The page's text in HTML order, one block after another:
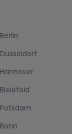
Berlin
Düsseldorf
Hannover
Bielefeld
Potsdam
Bonn